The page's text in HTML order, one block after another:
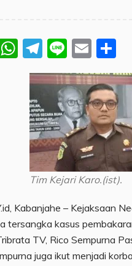
WhatsApp
Telegram
LineEmail
Tim Kejari Karo.(ist).
Kabanjahe – Kejaksaan
tersangka kasus
TV, Rico Sempurna
juga ikut menjadi